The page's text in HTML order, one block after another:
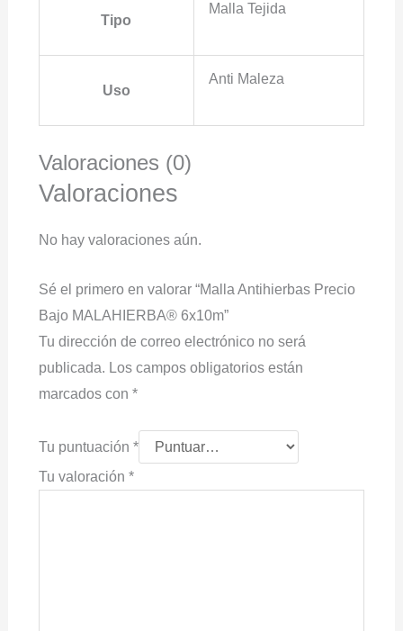
Tipo
Malla Tejida
Uso
Anti Maleza
Valoraciones (0)
Valoraciones
No hay valoraciones aún.
Sé el primero en valorar “Malla Antihierbas Precio
Bajo MALAHIERBA® 6x10m”
Tu dirección de correo electrónico no será
publicada. Los campos obligatorios están
marcados con *
Tu puntuación *
Tu valoración *